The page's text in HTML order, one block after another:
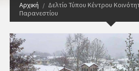
Αρχική
Δελτίο Τύπου Κέντρου
Παρανεστίου